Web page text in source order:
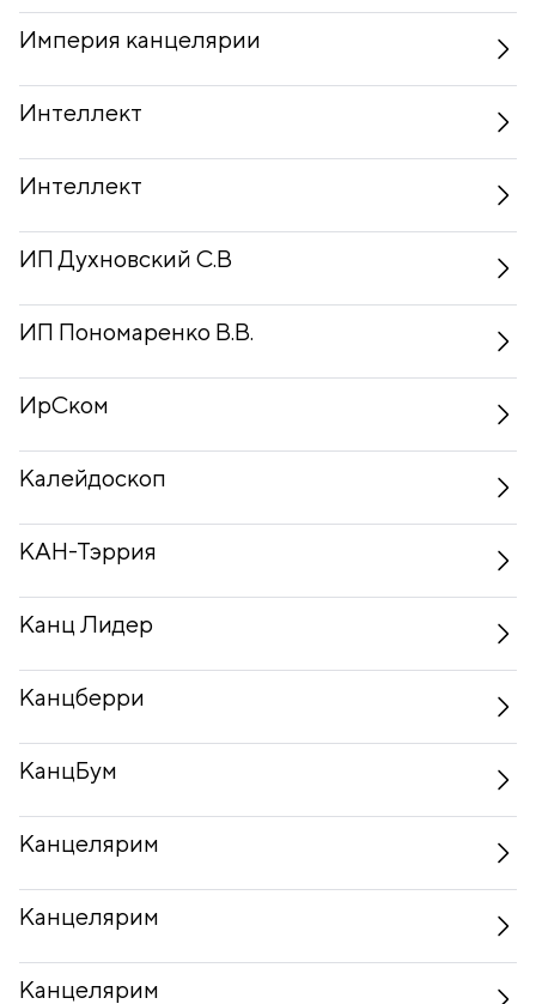
Империя канцелярии
Интеллект
Интеллект
ИП Духновский С.В
ИП Пономаренко В.В.
ИрСком
Калейдоскоп
КАН-Тэррия
Канц Лидер
Канцберри
КанцБум
Канцелярим
Канцелярим
Канцелярим